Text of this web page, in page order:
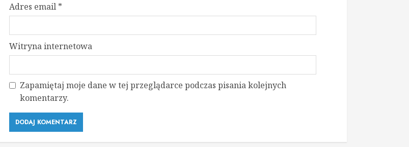
Adres email *
Witryna internetowa
Zapamiętaj moje dane w tej przeglądarce podczas pisania kolejnych
komentarzy.